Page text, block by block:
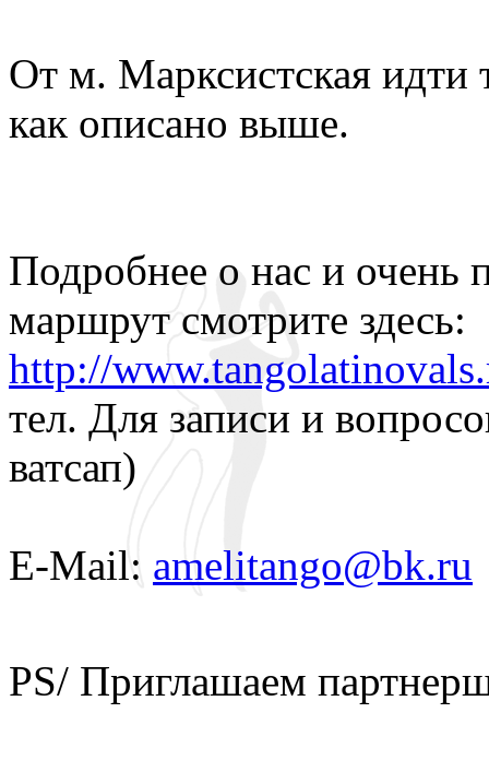
От м. Марксистская идти
как описано выше.
Подробнее о нас и
маршрут смотрите здесь:
http://
тел. Для записи и
ватсап)
E-Mail: amelitango@bk.ru
РS/ Приглашаем